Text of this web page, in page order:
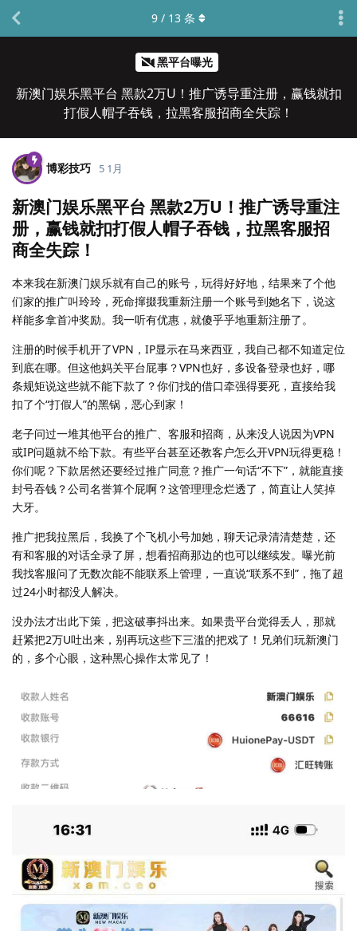
黑平台曝光
新澳门娱乐黑平台 黑款2万U！推广诱导重注册，赢钱就扣
打假人帽子吞钱，拉黑客服招商全失踪！
9 / 13 条
博彩技巧 5 1月
新澳门娱乐黑平台 黑款2万U！推广诱导重注
册，赢钱就扣打假人帽子吞钱，拉黑客服招
商全失踪！
本来我在新澳门娱乐就有自己的账号，玩得好好地，结果来了个他
们家的推广叫玲玲，死命撺掇我重新注册一个账号到她名下，说这
样能多拿首冲奖励。我一听有优惠，就傻乎乎地重新注册了。
注册的时候手机开了VPN，IP显示在马来西亚，我自己都不知道定位
到底在哪。但这他妈关平台屁事？VPN也好，多设备登录也好，哪
条规矩说这些就不能下款了？你们找的借口牵强得要死，直接给我
扣了个“打假人”的黑锅，恶心到家！
老子问过一堆其他平台的推广、客服和招商，从来没人说因为VPN
或IP问题就不给下款。有些平台甚至还教客户怎么开VPN玩得更稳！
你们呢？下款居然还要经过推广同意？推广一句话“不下”，就能直接
封号吞钱？公司名誉算个屁啊？这管理理念烂透了，简直让人笑掉
大牙。
推广把我拉黑后，我换了个飞机小号加她，聊天记录清清楚楚，还
有和客服的对话全录了屏，想看招商那边的也可以继续发。曝光前
我找客服问了无数次能不能联系上管理，一直说“联系不到”，拖了超
过24小时都没人解决。
没办法才出此下策，把这破事抖出来。如果贵平台觉得丢人，那就
赶紧把2万U吐出来，别再玩这些下三滥的把戏了！兄弟们玩新澳门
的，多个心眼，这种黑心操作太常见了！